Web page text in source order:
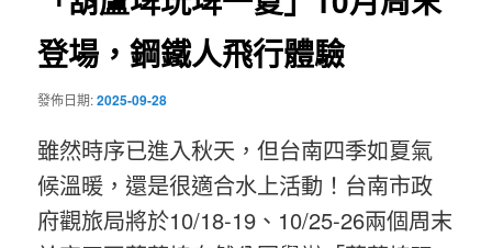
登場，鋼鐵人飛行體驗
發佈日期:2025-09-28
雖然時序已進入秋天，但台南四季如夏氣
候溫暖，還是很適合水上活動！台南市政
府觀旅局將於10/18-19、10/25-26兩個周末